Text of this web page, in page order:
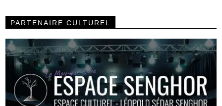
PARTENAIRE CULTUREL